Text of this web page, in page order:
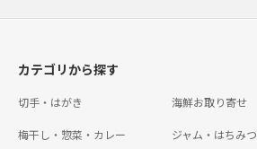
カテゴリから探す
切手・はがき 海鮮お取り寄せ
梅干し・惣菜・カレー ジャム・はちみつ